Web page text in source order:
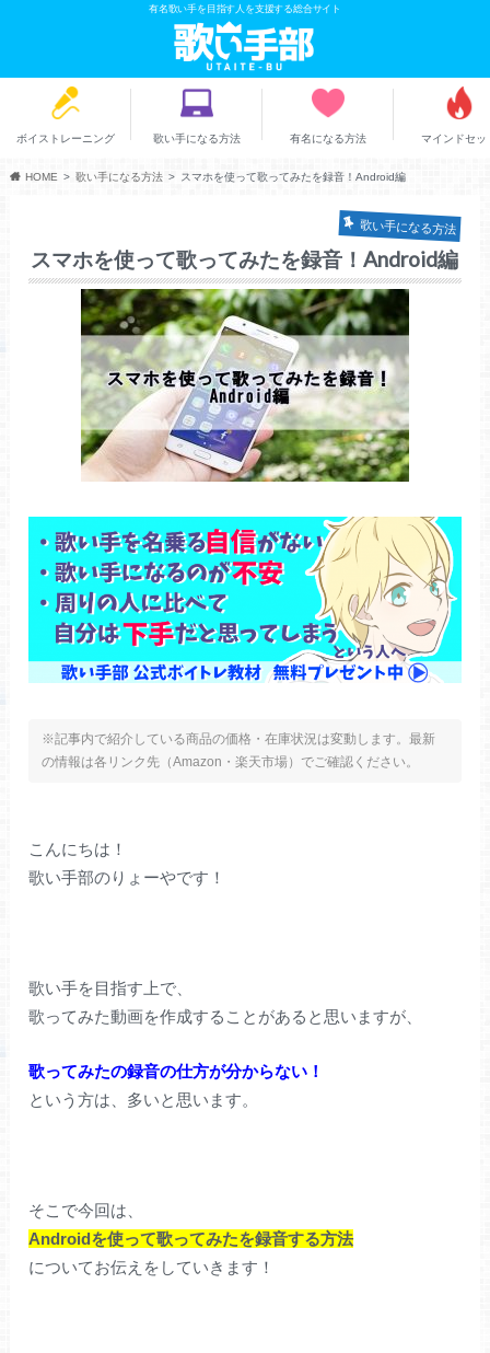
有名歌い手を目指す人を支援する総合サイト
ボイストレーニング 歌い手になる方法 有名になる方法 マインドセッ
HOME 歌い手になる方法 スマホを使って歌ってみたを録音！Android編
歌い手になる方法
スマホを使って歌ってみたを録音！Android編
※記事内で紹介している商品の価格・在庫状況は変動します。最新
の情報は各リンク先（Amazon・楽天市場）でご確認ください。
こんにちは！
歌い手部のりょーやです！
歌い手を目指す上で、
歌ってみた動画を作成することがあると思いますが、
歌ってみたの録音の仕方が分からない！
という方は、多いと思います。
そこで今回は、
Androidを使って歌ってみたを録音する方法
についてお伝えをしていきます！